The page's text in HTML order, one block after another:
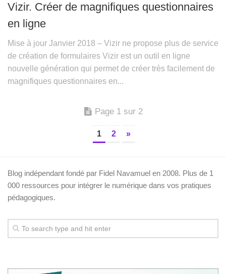
Vizir. Créer de magnifiques questionnaires
en ligne
Mise à jour Janvier 2018 – Vizir ne propose plus de service
de création de formulaires Vizir est un outil en ligne
nouvelle génération qui permet de créer très facilement de
magnifiques questionnaires en...
Page 1 sur 2
1 2 »
Blog indépendant fondé par Fidel Navamuel en 2008. Plus de 1
000 ressources pour intégrer le numérique dans vos pratiques
pédagogiques.